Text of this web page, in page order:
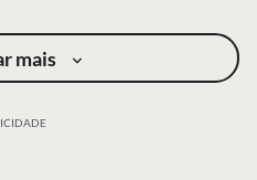
mais